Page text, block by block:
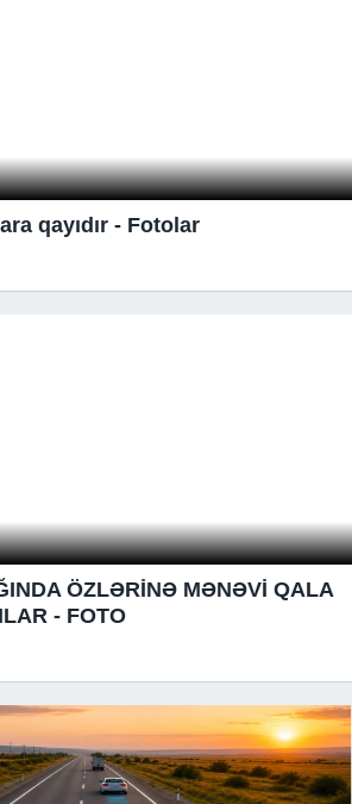
qayıdır - Fotolar
ÖZLƏRİNƏ MƏNƏVİ QALA
- FOTO